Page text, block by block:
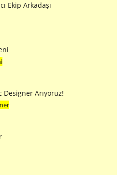
Ekip Arkadaşı
Designer Arıyoruz!